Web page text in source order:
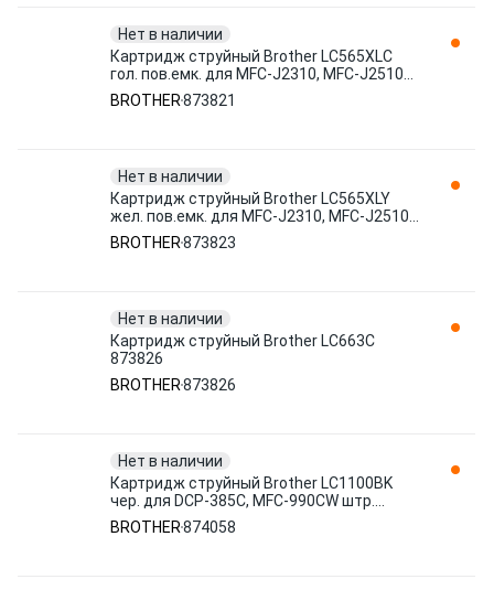
Нет в наличии
Картридж струйный Brother LC565XLC
гол. пов.емк. для MFC-J2310, MFC-J2510
штр. 4977766715539 873821
BROTHER873821
Нет в наличии
Картридж струйный Brother LC565XLY
жел. пов.емк. для MFC-J2310, MFC-J2510
штр. 4977766715553 873823
BROTHER873823
Нет в наличии
Картридж струйный Brother LC663С
873826
BROTHER873826
Нет в наличии
Картридж струйный Brother LC1100BK
чер. для DCP-385C, MFC-990CW штр.
4911166659680, 4977766659680, 4 874058
BROTHER874058